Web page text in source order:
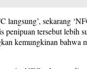
langsung’, sekarang
tersebut
kemungkinan